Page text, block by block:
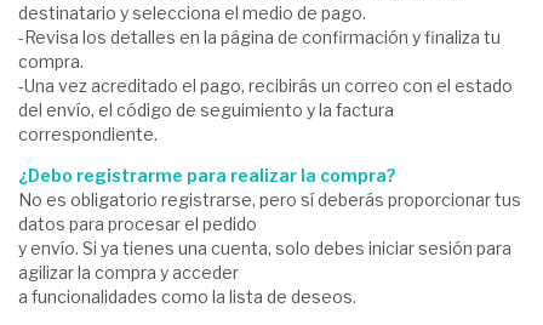
destinatario y selecciona el medio de pago.
-Revisa los detalles en la página de confirmación y finaliza tu
compra.
-Una vez acreditado el pago, recibirás un correo con el estado
del envío, el código de seguimiento y la factura
correspondiente.
¿Debo registrarme para realizar la compra?
No es obligatorio registrarse, pero sí deberás proporcionar tus
datos para procesar el pedido
y envío. Si ya tienes una cuenta, solo debes iniciar sesión para
agilizar la compra y acceder
a funcionalidades como la lista de deseos.